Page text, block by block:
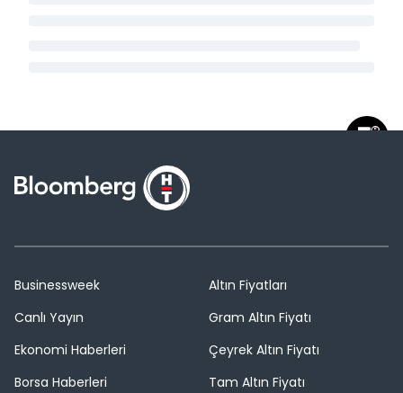
Businessweek
Canlı Yayın
Ekonomi Haberleri
Borsa Haberleri
Altın Fiyatları
Gram Altın Fiyatı
Çeyrek Altın Fiyatı
Tam Altın Fiyatı